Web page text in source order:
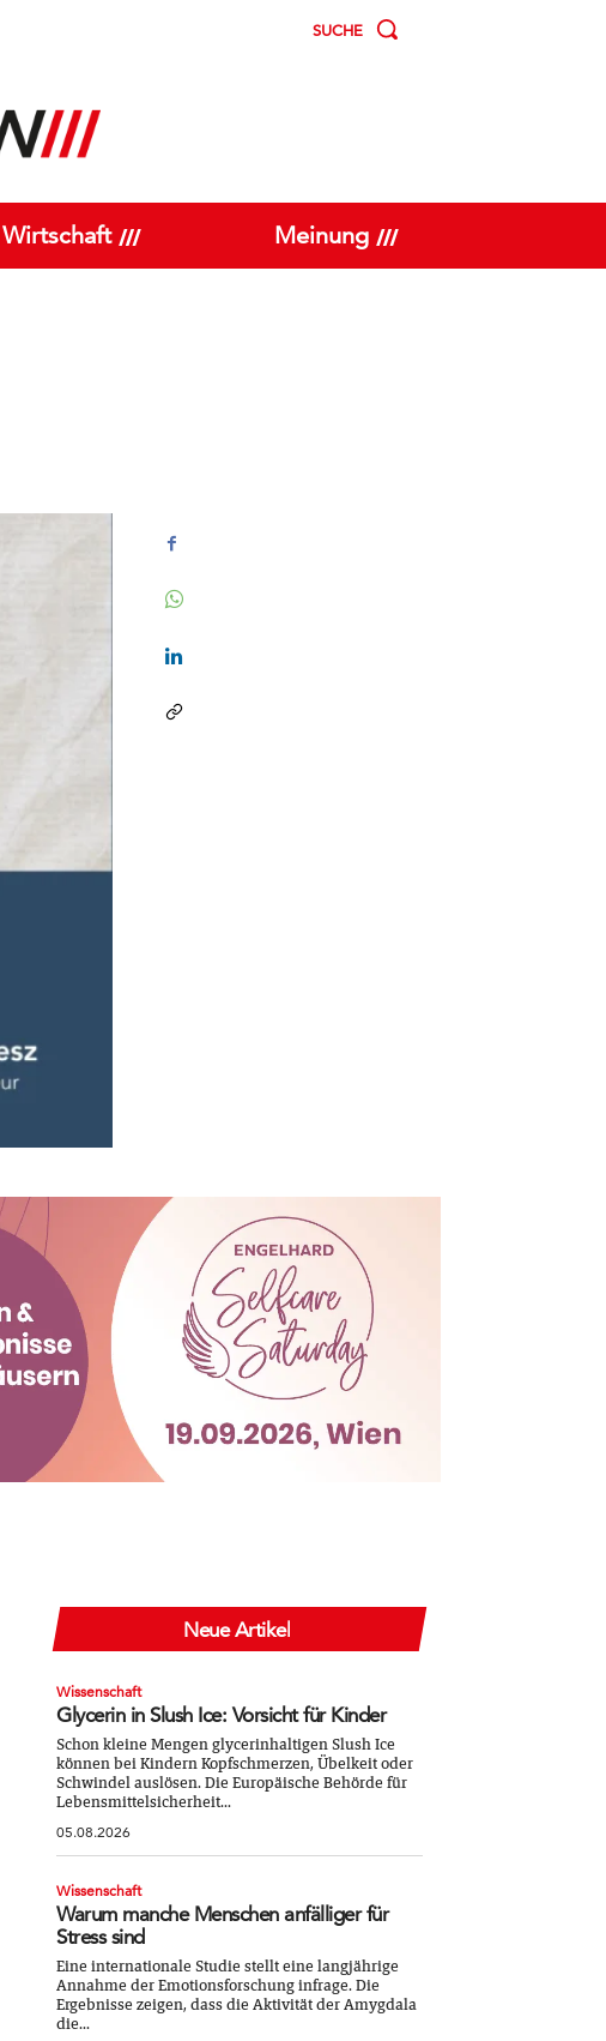
SUCHE
Wirtschaft Meinung
Neue Artikel
Wissenschaft
Glycerin in Slush Ice: Vorsicht für Kinder
Schon kleine Mengen glycerinhaltigen Slush Ice
können bei Kindern Kopfschmerzen, Übelkeit oder
Schwindel auslösen. Die Europäische Behörde für
Lebensmittelsicherheit...
05.08.2026
Wissenschaft
Warum manche Menschen anfälliger für
Stress sind
Eine internationale Studie stellt eine langjährige
Annahme der Emotionsforschung infrage. Die
Ergebnisse zeigen, dass die Aktivität der Amygdala
die...